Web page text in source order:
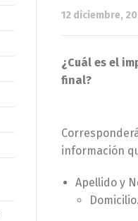
12 diciembre,
¿Cuál es el
final?
información
Apellido y
Domicilio.